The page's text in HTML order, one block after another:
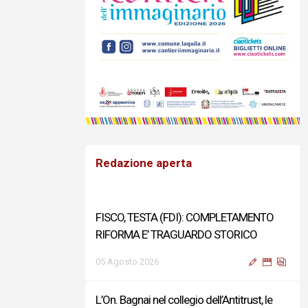
Redazione aperta
FISCO, TESTA (FDI): COMPLETAMENTO
RIFORMA E’ TRAGUARDO STORICO
05 Agosto 2026
L’On. Bagnai nel collegio dell’Antitrust, le